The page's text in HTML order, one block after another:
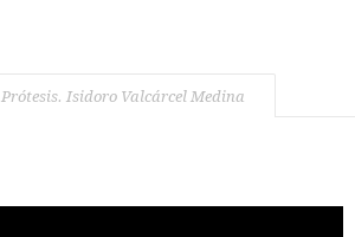
Prótesis. Isidoro Valcárcel Medina